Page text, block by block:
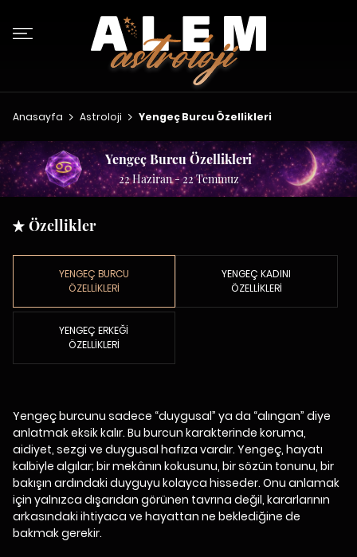
Anasayfa Astroloji Yengeç Burcu Özellikleri
Yengeç Burcu Özellikleri
22 Haziran - 22 Temmuz
Özellikler
YENGEÇ BURCU
ÖZELLİKLERİ
YENGEÇ KADINI
ÖZELLİKLERİ
YENGEÇ ERKEĞİ
ÖZELLİKLERİ
Yengeç burcunu sadece “duygusal” ya da “alıngan” diye
anlatmak eksik kalır. Bu burcun karakterinde koruma,
aidiyet, sezgi ve duygusal hafıza vardır. Yengeç, hayatı
kalbiyle algılar; bir mekânın kokusunu, bir sözün tonunu, bir
bakışın ardındaki duyguyu kolayca hisseder. Onu anlamak
için yalnızca dışarıdan görünen tavrına değil, kararlarının
arkasındaki ihtiyaca ve hayattan ne beklediğine de
bakmak gerekir.